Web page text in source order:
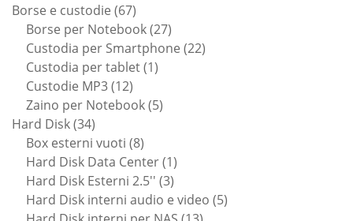
Borse e custodie 6767
prodotti
Borse per Notebook 2727
prodotti
Custodia per Smartphone 2222
Custodia per tablet 11
Custodie MP3 1212
prodotti
Zaino per Notebook 55
Hard Disk 3434
prodotti
Box esterni vuoti 88
prodotti
Hard Disk Data Center 11
prodotto
Hard Disk Esterni 2.5'' 33
prodotti
Hard Disk interni audio e video 55